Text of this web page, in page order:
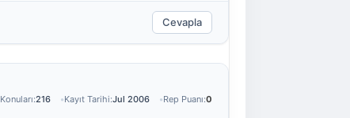
Cevapla
Konuları:216 Kayıt Tarihi:Jul 2006 Rep Puanı:0